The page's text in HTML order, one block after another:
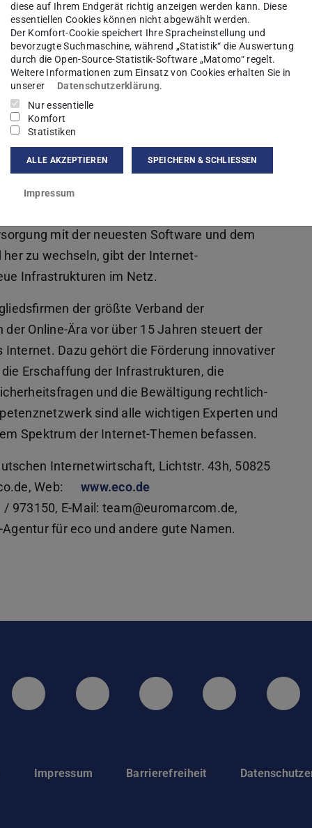
zu einem Drittel aller iPhones über das
Am Tag der Freigabe von IOS 6 stieg
Schlag um rund 25 Prozent. Schon IOS 5
und Siri zu einer 50-prozentigen
der Vorgängerversion geführt.
neue Strukturen, um dem unbändig
Prof. Dr.-Ing. Ralf Steinmetz, Leiter des
Adaption für das künftige Internet“ an der
sich im Rahmen des MAKI-Projekts mit
in der Zukunft ermöglichen sollen,
mit der neuesten Software und dem
zu wechseln, gibt der Internet-
Infrastrukturen im Netz.
der größte Verband der
Online-Ära vor über 15 Jahren steuert der
Dazu gehört die Förderung innovativer
Erschaffung der Infrastrukturen, die
und die Bewältigung rechtlich-
sind alle wichtigen Experten und
Spektrum der Internet-Themen befassen.
Internetwirtschaft, Lichtstr. 43h, 50825
Web:
www.eco.de
973150, E-Mail: team@euromarcom.de,
für eco und andere gute Namen.
LinkedIn-Seite der TU Darmstadt
Instagram-Kanal der TU
Bluesky-Kanal
Impressum Barrierefreiheit
diese auf Ihrem Endgerät richtig anzeigen werden kann. Diese
essentiellen Cookies können nicht abgewählt werden.
Der Komfort-Cookie speichert Ihre Spracheinstellung und
bevorzugte Suchmaschine, während „Statistik“ die Auswertung
durch die Open-Source-Statistik-Software „Matomo“ regelt.
Weitere Informationen zum Einsatz von Cookies erhalten Sie in
unserer
Datenschutzerklärung.
Nur essentielle
Komfort
Statistiken
ALLE AKZEPTIEREN SPEICHERN & SCHLIESSEN
Impressum